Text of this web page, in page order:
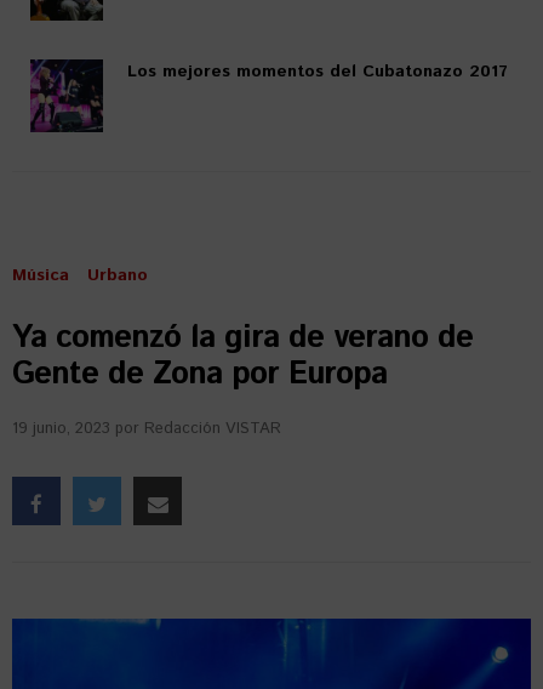
Los mejores momentos del Cubatonazo 2017
Música Urbano
Ya comenzó la gira de verano de
Gente de Zona por Europa
19 junio, 2023 por Redacción VISTAR